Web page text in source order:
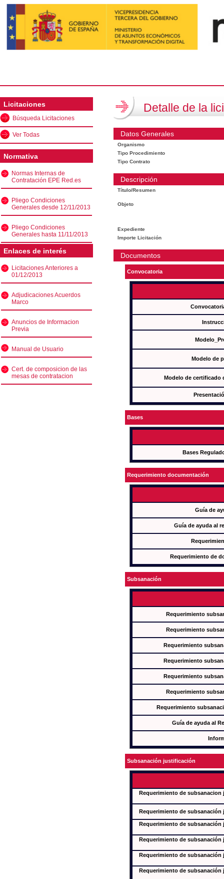
Licitaciones
Búsqueda Licitaciones
Ver Todas
Normativa
Normas Internas de
Contratación EPE Red.es
Pliego Condiciones
Generales desde 12/11/2013
Pliego Condiciones
Generales hasta 11/11/2013
Enlaces de interés
Licitaciones Anteriores a
01/12/2013
Adjudicaciones Acuerdos
Marco
Anuncios de Informacion
Previa
Manual de Usuario
Cert. de composicion de las
mesas de contratacion
Detalle de la
Datos Generales
Organismo
Tipo Procedimiento
Tipo Contrato
Descripción
Título/Resumen
Objeto
Expediente
Importe Licitación
Documentos
Convocatoria
Modelo de
Modelo de certificado
Bases
Bases
Requerimiento documentación
Guía de
Guía de ayuda al
Requerimiento de
Subsanación
Requerimiento
Requerimiento
Requerimiento
Requerimiento
Requerimiento
Requerimiento
Requerimiento
Guía de ayuda al
Subsanación justificación
Requerimiento de
Requerimiento de subsanación
Requerimiento de
Requerimiento de
Requerimiento de
Requerimiento de